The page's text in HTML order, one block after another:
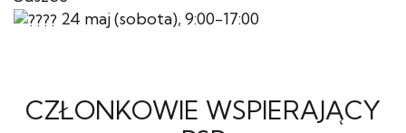
24 maj (sobota), 9:00-17:00
CZŁONKOWIE WSPIERAJĄCY